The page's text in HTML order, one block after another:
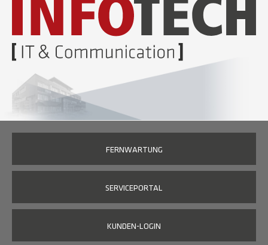
FERNWARTUNG
SERVICEPORTAL
KUNDEN-LOGIN